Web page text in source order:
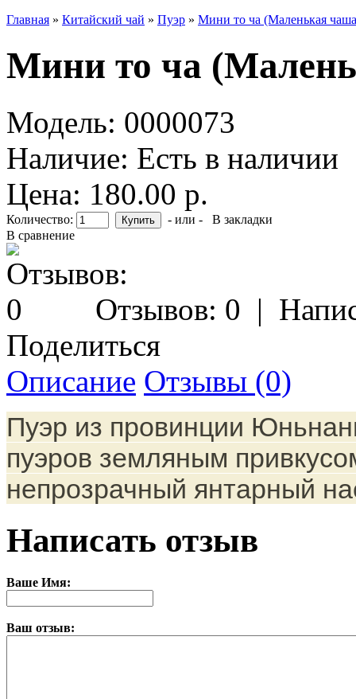
Главная » Китайский чай » Пуэр » Мини то ча (Маленькая
Мини то ча
Модель: 0000073
Наличие: Есть в наличии
Цена: 180.00 р.
Количество: - или -
В закладки
В сравнение
Отзывов: 0 |
Поделиться
Описание Отзывы (0)
Пуэр из провинции
пуэров земляным
непрозрачный янтарный
Написать отзыв
Ваше Имя:
Ваш отзыв: